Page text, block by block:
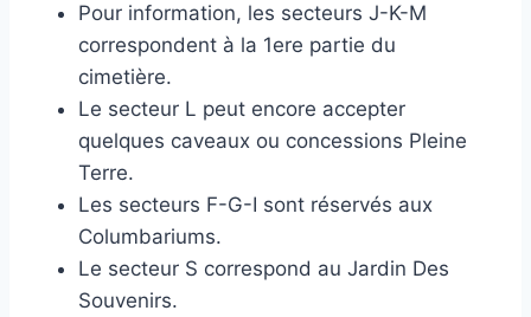
Pour information, les secteurs J-K-M
correspondent à la 1ere partie du
cimetière.
Le secteur L peut encore accepter
quelques caveaux ou concessions Pleine
Terre.
Les secteurs F-G-I sont réservés aux
Columbariums.
Le secteur S correspond au Jardin Des
Souvenirs.